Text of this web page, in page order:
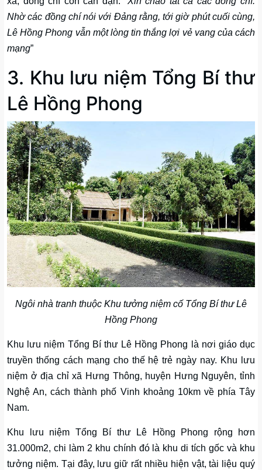
Nhờ các đồng chí nói với Đảng rằng, tới giờ phút cuối cùng,
Lê Hồng Phong vẫn một lòng tin thắng lợi vẻ vang của cách
mạng”
3. Khu lưu niệm Tổng Bí thư
Lê Hồng Phong
Ngôi nhà tranh thuộc Khu tưởng niệm cố Tổng Bí thư Lê
Hồng Phong
Khu lưu niệm Tổng Bí thư Lê Hồng Phong là nơi giáo dục
truyền thống cách mạng cho thế hệ trẻ ngày nay. Khu lưu
niệm ở địa chỉ xã Hưng Thông, huyện Hưng Nguyên, tỉnh
Nghệ An, cách thành phố Vinh khoảng 10km về phía Tây
Nam.
Khu lưu niệm Tổng Bí thư Lê Hồng Phong rộng hơn
31.000m2, chi làm 2 khu chính đó là khu di tích gốc và khu
tưởng niệm. Tại đây, lưu giữ rất nhiều hiện vật, tài liệu quý